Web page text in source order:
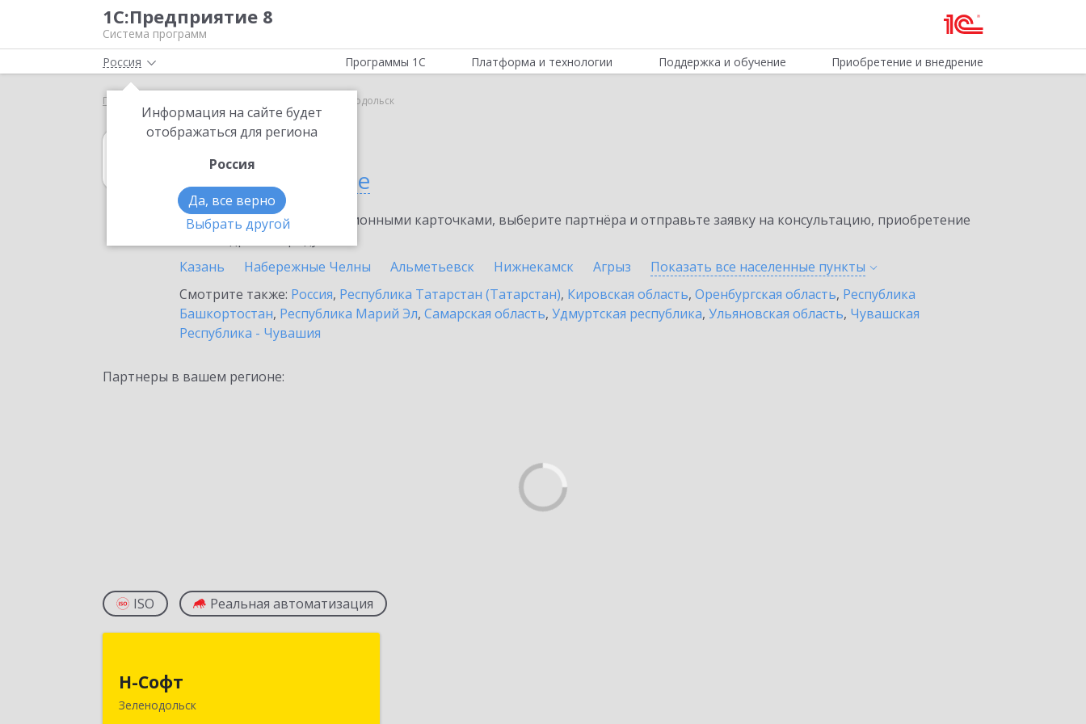
1С:Предприятие 8
Система программ
Россия
Информация на сайте будет
отображаться для региона
Россия
Да, все верно
Выбрать другой
Программы 1С Платформа и технологии Поддержка и обучение Приобретение и внедрение
Главная Зеленодольск
1С:Гаражи
в Зеленодольске
Ознакомьтесь с информационными карточками, выберите партнёра и отправьте заявку на консультацию, приобретение
Казань
Набережные Челны Альметьевск Нижнекамск Агрыз Показать все населенные пункты
Смотрите также: Россия, Республика Татарстан (Татарстан), Кировская область, Оренбургская область, Республика
Башкортостан, Республика Марий Эл, Самарская область, Удмуртская республика, Ульяновская область, Чувашская
Республика - Чувашия
Партнеры в вашем регионе:
ISO Реальная автоматизация
Н-Софт
Зеленодольск
422521, Татарстан Респ (Татарстан),
Зеленодольский р-н, Зеленодольск г,